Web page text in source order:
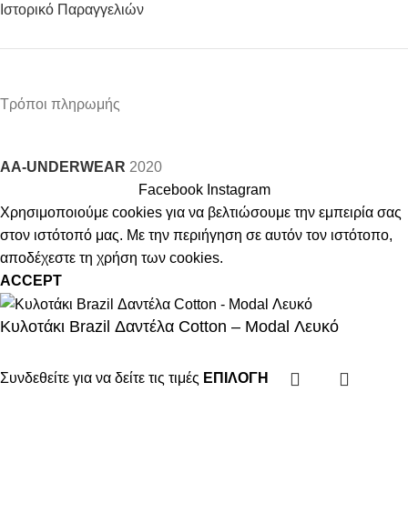
Ιστορικό Παραγγελιών
Τρόποι πληρωμής
AA-UNDERWEAR 2020
Facebook Instagram
Χρησιμοποιούμε cookies για να βελτιώσουμε την εμπειρία σας
στον ιστότοπό μας. Με την περιήγηση σε αυτόν τον ιστότοπο,
αποδέχεστε τη χρήση των cookies.
ACCEPT
Κυλοτάκι Brazil Δαντέλα Cotton – Modal Λευκό
Συνδεθείτε για να δείτε τις τιμές ΕΠΙΛΟΓΉ